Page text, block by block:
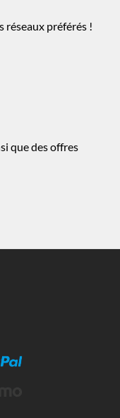
réseaux préférés !
que des offres